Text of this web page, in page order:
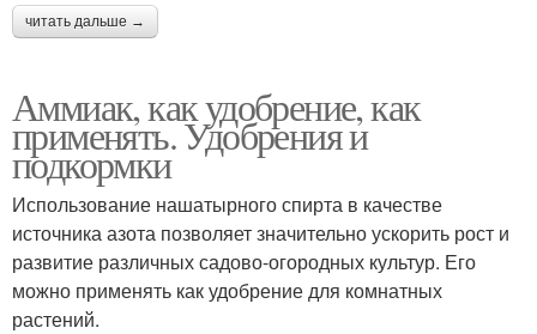
читать дальше →
Аммиак, как удобрение, как
применять. Удобрения и
подкормки
Использование нашатырного спирта в качестве
источника азота позволяет значительно ускорить рост и
развитие различных садово-огородных культур. Его
можно применять как удобрение для комнатных
растений.